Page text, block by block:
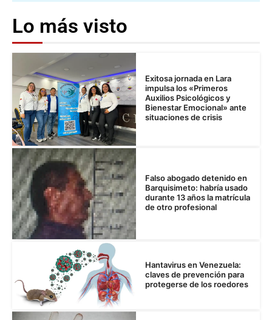
Lo más visto
Exitosa jornada en Lara
impulsa los «Primeros
Auxilios Psicológicos y
Bienestar Emocional» ante
situaciones de crisis
Falso abogado detenido en
Barquisimeto: habría usado
durante 13 años la matrícula
de otro profesional
Hantavirus en Venezuela:
claves de prevención para
protegerse de los roedores